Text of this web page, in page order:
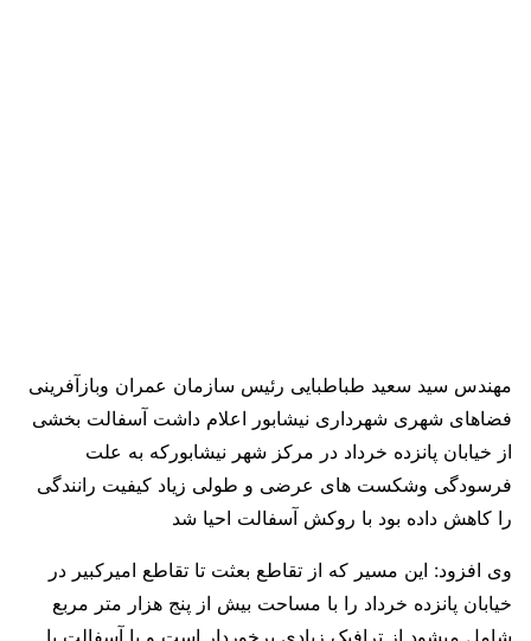
مهندس سید سعید طباطبایی رئیس سازمان عمران وبازآفرینی
فضاهای شهری شهرداری نیشابور اعلام داشت آسفالت بخشی
از خیابان پانزده خرداد در مرکز شهر نیشابورکه به علت
فرسودگی وشکست های عرضی و طولی زیاد کیفیت رانندگی
را کاهش داده بود با روکش آسفالت احیا شد
وی افزود: این مسیر که از تقاطع بعثت تا تقاطع امیرکبیر در
خیابان پانزده خرداد را با مساحت بیش از پنج هزار متر مربع
شامل میشود از ترافیک زیادی برخوردار است و با آسفالت با